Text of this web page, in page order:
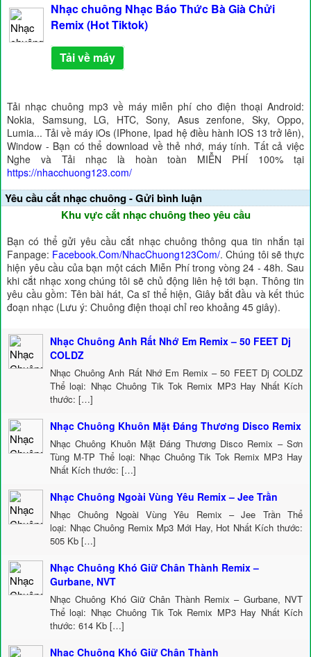
Nhạc chuông Nhạc Báo Thức Bà Già Chửi
Remix (Hot Tiktok)
Tải về máy
Tải nhạc chuông mp3 về máy miễn phí cho điện thoại Android:
Nokia, Samsung, LG, HTC, Sony, Asus zenfone, Sky, Oppo,
Lumia... Tải về máy iOs (IPhone, Ipad hệ điều hành IOS 13 trở lên),
Window - Bạn có thể download về thẻ nhớ, máy tính. Tất cả việc
Nghe và Tải nhạc là hoàn toàn MIỄN PHÍ 100% tại
https://nhacchuong123.com/
Yêu cầu cắt nhạc chuông - Gửi bình luận
Khu vực cắt nhạc chuông theo yêu cầu
Bạn có thể gửi yêu cầu cắt nhạc chuông thông qua tin nhắn tại
Fanpage: Facebook.Com/NhacChuong123Com/. Chúng tôi sẽ thực
hiện yêu cầu của bạn một cách Miễn Phí trong vòng 24 - 48h. Sau
khi cắt nhạc xong chúng tôi sẽ chủ động liên hệ tới bạn. Thông tin
yêu cầu gồm: Tên bài hát, Ca sĩ thể hiện, Giây bắt đầu và kết thúc
đoạn nhạc (Lưu ý: Chuông điện thoại chỉ reo khoảng 45 giây).
Nhạc Chuông Anh Rất Nhớ Em Remix – 50 FEET Dj
COLDZ
Nhạc Chuông Anh Rất Nhớ Em Remix – 50 FEET Dj COLDZ
Thể loại: Nhạc Chuông Tik Tok Remix MP3 Hay Nhất Kích
thước: […]
Nhạc Chuông Khuôn Mặt Đáng Thương Disco Remix
Nhạc Chuông Khuôn Mặt Đáng Thương Disco Remix – Sơn
Tùng M-TP Thể loại: Nhạc Chuông Tik Tok Remix MP3 Hay
Nhất Kích thước: […]
Nhạc Chuông Ngoài Vùng Yêu Remix – Jee Trần
Nhạc Chuông Ngoài Vùng Yêu Remix – Jee Trần Thể
loại: Nhạc Chuông Remix Mp3 Mới Hay, Hot Nhất Kích thước:
505 Kb […]
Nhạc Chuông Khó Giữ Chân Thành Remix –
Gurbane, NVT
Nhạc Chuông Khó Giữ Chân Thành Remix – Gurbane, NVT
Thể loại: Nhạc Chuông Tik Tok Remix MP3 Hay Nhất Kích
thước: 614 Kb […]
Nhạc Chuông Khó Giữ Chân Thành